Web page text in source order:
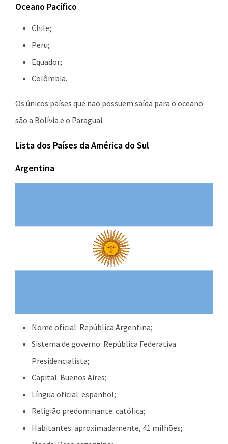
Oceano Pacífico
Chile;
Peru;
Equador;
Colômbia.
Os únicos países que não possuem saída para o oceano
são a Bolívia e o Paraguai.
Lista dos Países da América do Sul
Argentina
Nome oficial: República Argentina;
Sistema de governo: República Federativa
Presidencialista;
Capital: Buenos Aires;
Língua oficial: espanhol;
Religião predominante: católica;
Habitantes: aproximadamente, 41 milhões;